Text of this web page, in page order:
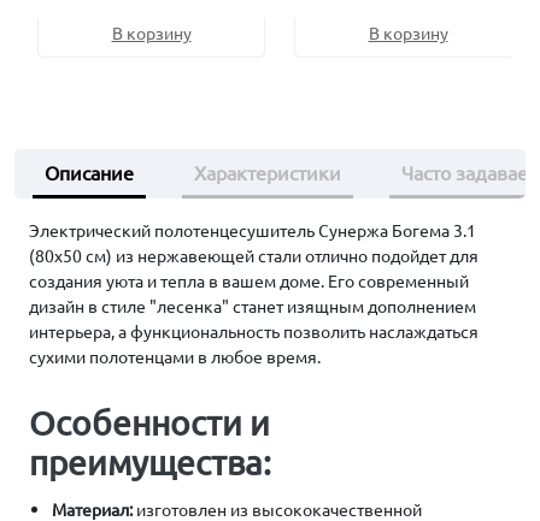
В корзину В корзину
Описание Характеристики Часто
Электрический полотенцесушитель Сунержа Богема 3.1
(80х50 см) из нержавеющей стали отлично подойдет для
создания уюта и тепла в вашем доме. Его современный
дизайн в стиле "лесенка" станет изящным дополнением
интерьера, а функциональность позволить наслаждаться
сухими полотенцами в любое время.
Особенности и
преимущества:
Материал:изготовлен из высококачественной